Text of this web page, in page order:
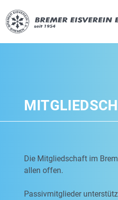
Die Mitgliedschaft im
allen offen.
Passivmitglieder